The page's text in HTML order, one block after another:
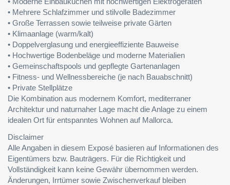
• Mehrere Schlafzimmer und stilvolle Badezimmer
• Große Terrassen sowie teilweise private Gärten
• Klimaanlage (warm/kalt)
• Doppelverglasung und energieeffiziente Bauweise
• Hochwertige Bodenbeläge und moderne Materialien
• Gemeinschaftspools und gepflegte Gartenanlagen
• Fitness- und Wellnessbereiche (je nach Bauabschnitt)
• Private Stellplätze
Die Kombination aus modernem Komfort, mediterraner
Architektur und naturnaher Lage macht die Anlage zu einem
idealen Ort für entspanntes Wohnen auf Mallorca.
Disclaimer
Alle Angaben in diesem Exposé basieren auf Informationen des
Eigentümers bzw. Bauträgers. Für die Richtigkeit und
Vollständigkeit kann keine Gewähr übernommen werden.
Änderungen, Irrtümer sowie Zwischenverkauf bleiben